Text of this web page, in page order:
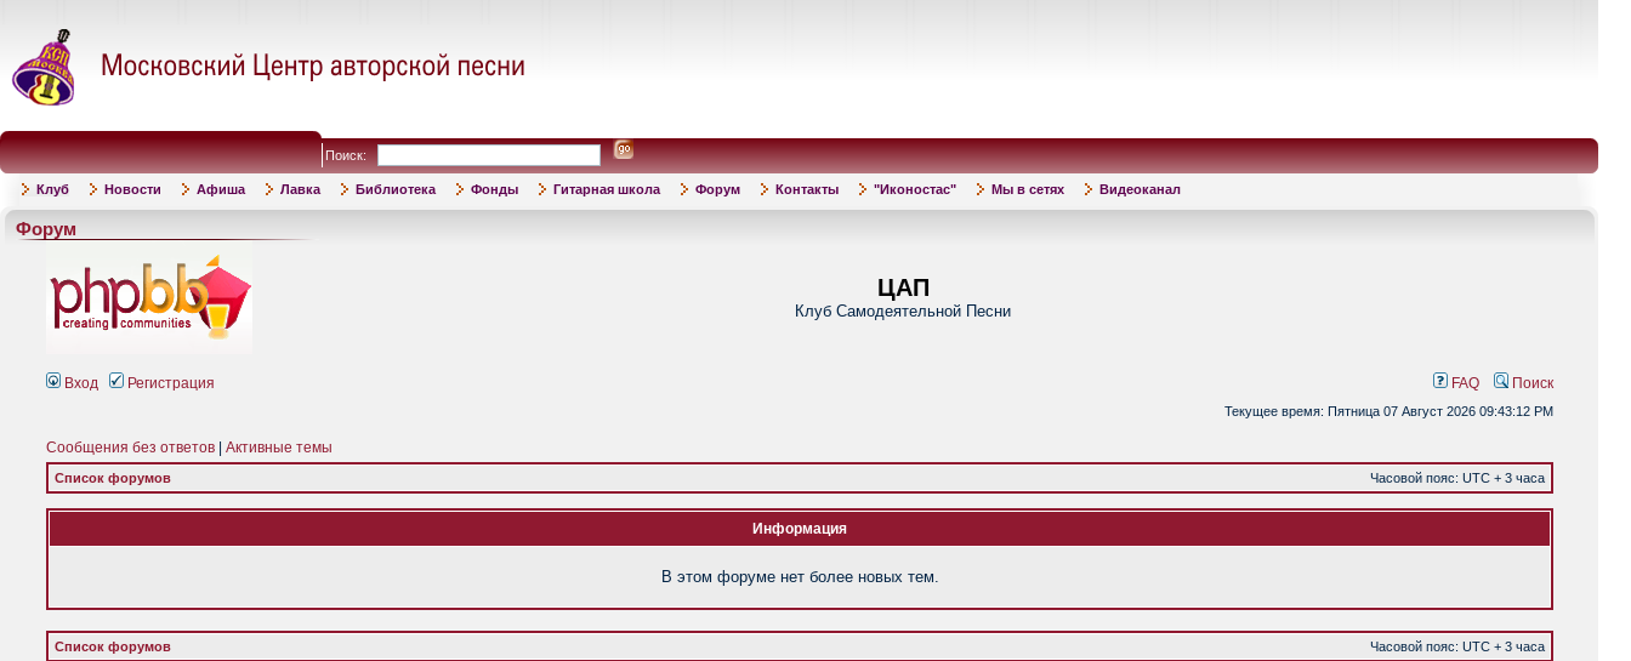
Поиск:
Клуб Новости Афиша Лавка Библиотека Фонды Гитарная школа Форум Контакты "Иконостас" Мы в сетях Видеоканал
Форум
ЦАП
Клуб Самодеятельной Песни
Вход Регистрация FAQ Поиск
Текущее время: Пятница 07 Август 2026 09:43:12 PM
Сообщения без ответов Активные темы
Список форумов Часовой пояс: UTC + 3 часа
Информация
В этом форуме нет более новых тем.
Список форумов
Часовой пояс: UTC + 3 часа